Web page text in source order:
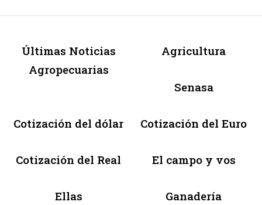
Últimas Noticias
Agropecuarias
Agricultura
Senasa
Cotización del dólar Cotización del Euro
Cotización del Real El campo y vos
Ellas Ganadería